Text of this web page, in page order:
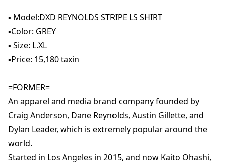
▪️ Model:DXD REYNOLDS STRIPE LS SHIRT
▪️Color: GREY
▪️ Size: L.XL
▪️Price: 15,180 taxin
=FORMER=
An apparel and media brand company founded by
Craig Anderson, Dane Reynolds, Austin Gillette, and
Dylan Leader, which is extremely popular around the
world.
Started in Los Angeles in 2015, and now Kaito Ohashi,